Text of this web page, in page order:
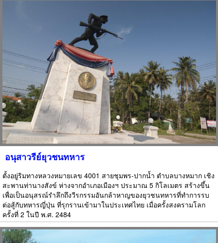
อนุสาวรีย์ยุวชนทหาร
ตั้งอยู่ริมทางหลวงหมายเลข 4001 สายชุมพร-ปากน้ำ ตำบลบางหมาก เชิง
สะพานท่านางสังข์ ห่างจากอำเภอเมืองฯ ประมาณ 5 กิโลเมตร สร้างขึ้น
เพื่อเป็นอนุสรณ์รำลึกถึงวีรกรรมอันกล้าหาญของยุวชนทหารที่ทำการรบ
ต่อสู้กับทหารญี่ปุ่น ที่รุกรานเข้ามาในประเทศไทย เมื่อครั้งสงครามโลก
ครั้งที่ 2 ในปี พ.ศ. 2484